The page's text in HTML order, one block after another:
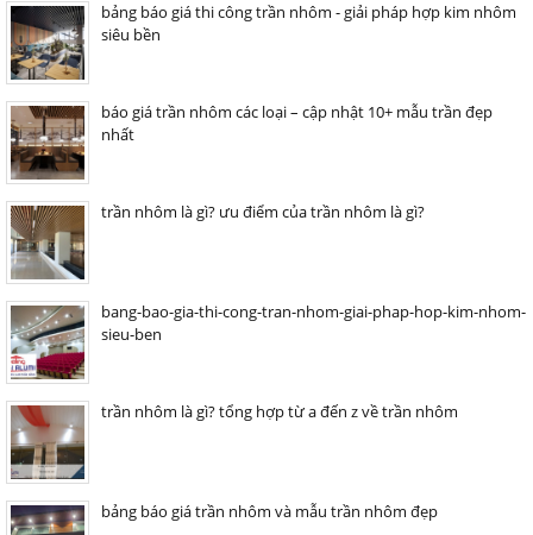
bảng báo giá thi công trần nhôm - giải pháp hợp kim nhôm
siêu bền
báo giá trần nhôm các loại – cập nhật 10+ mẫu trần đẹp
nhất
trần nhôm là gì? ưu điểm của trần nhôm là gì?
bang-bao-gia-thi-cong-tran-nhom-giai-phap-hop-kim-nhom-
sieu-ben
trần nhôm là gì? tổng hợp từ a đến z về trần nhôm
bảng báo giá trần nhôm và mẫu trần nhôm đẹp